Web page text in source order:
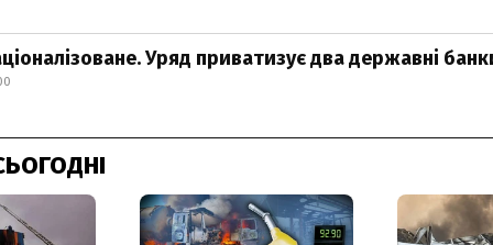
Уряд приватизує два державні